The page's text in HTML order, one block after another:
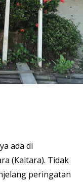
ada di
(Kaltara). Tidak
peringatan